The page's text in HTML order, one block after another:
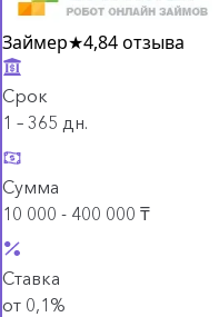
Займер★4,84 отзыва
Срок
1 – 365 дн.
Сумма
10 000 - 400 000 ₸
Ставка
от 0,1%